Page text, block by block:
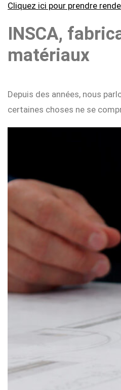
Cliquez ici pour prendre
INSCA,
matériaux
Depuis des années, nous
certaines choses ne se